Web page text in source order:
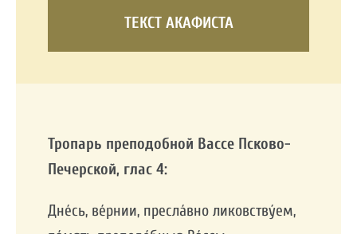
ТЕКСТ АКАФИСТА
Тропарь преподобной Вассе Псково-
Печерской, глас 4:
Дне́сь, ве́рнии, пресла́вно ликовству́ем,